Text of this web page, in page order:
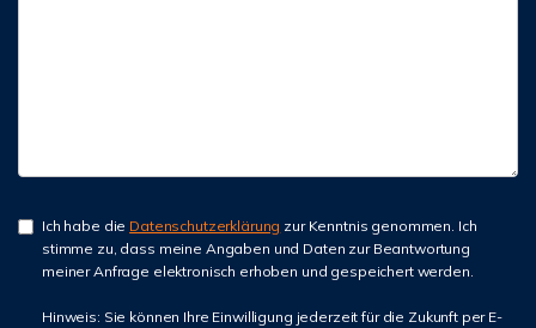
Ich habe die Datenschutzerklärung zur Kenntnis genommen. Ich
stimme zu, dass meine Angaben und Daten zur Beantwortung
meiner Anfrage elektronisch erhoben und gespeichert werden.
Hinweis: Sie können Ihre Einwilligung jederzeit für die Zukunft per E-